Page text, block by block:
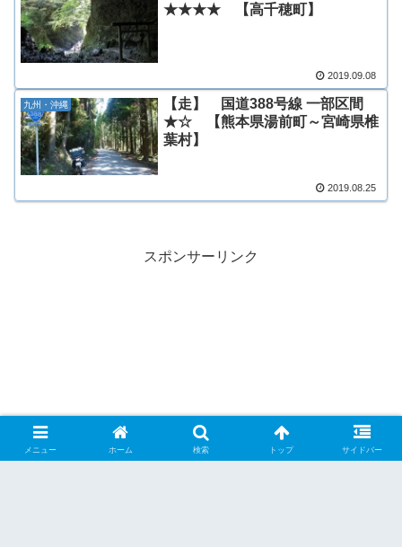
★★★★ 【高千穂町】
2019.09.08
九州・沖縄
【走】 国道388号線 一部区間
★☆ 【熊本県湯前町～宮崎県椎
葉村】
2019.08.25
スポンサーリンク
メニュー ホーム 検索 トップ サイドバー